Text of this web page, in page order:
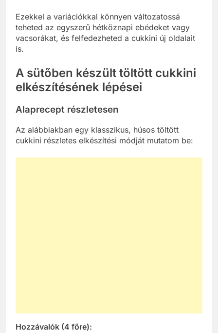
Ezekkel a variációkkal könnyen változatossá
teheted az egyszerű hétköznapi ebédeket vagy
vacsorákat, és felfedezheted a cukkini új oldalait
is.
A sütőben készült töltött cukkini
elkészítésének lépései
Alaprecept részletesen
Az alábbiakban egy klasszikus, húsos töltött
cukkini részletes elkészítési módját mutatom be:
Hozzávalók (4 főre):